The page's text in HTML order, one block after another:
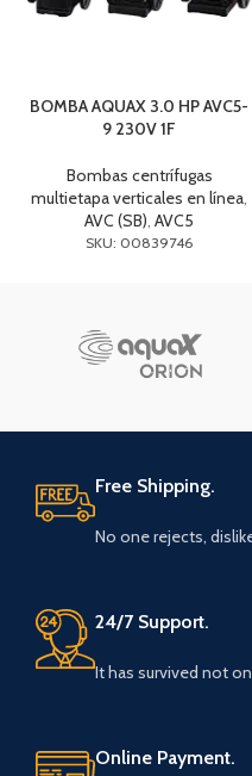
BOMBA AQUAX 3.0 HP AVC5-
9 230V 1F
Bombas centrífugas
multietapa verticales en línea,
AVC (SB), AVC5
SKU: 00839746
Free Shipping.
No one rejects,
24/7 Support.
It has survived not
Online Payment.